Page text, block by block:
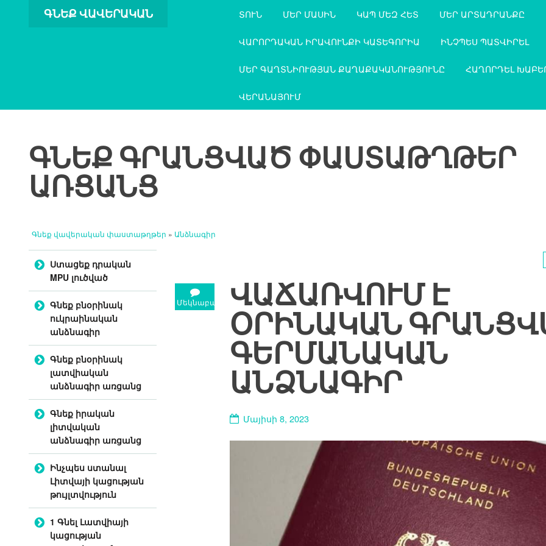
ԳՆԵՔ ՎԱՎԵՐԱԿԱՆ ՏՈՒՆ ՄԵՐ ՄԱՍԻՆ ԿԱՊ ՄԵԶ ՀԵՏ ՄԵՐ ԱՐՏԱԴՐԱՆՔԸ
ՎԱՐՈՐԴԱԿԱՆ ԻՐԱՎՈՒՆՔԻ ԿԱՏԵԳՈՐԻԱ ԻՆՉՊԵՍ ՊԱՏՎԻՐԵԼ
ՄԵՐ ԳԱՂՏՆԻՈՒԹՅԱՆ ՔԱՂԱՔԱԿԱՆՈՒԹՅՈՒՆԸ ՀԱՂՈՐԴԵԼ
ՎԵՐԱՆԱՅՈՒՄ
ԳՆԵՔ ԳՐԱՆՑՎԱԾ ՓԱՍՏԱԹՂԹԵՐ
ԱՌՑԱՆՑ
Գնեք վավերական փաստաթղթեր » Անձնագիր
ՄեկնաբանությունՎԱՃԱՌՎՈՒՄ Է
ՕՐԻՆԱԿԱՆ
ԳԵՐՄԱՆԱԿԱՆ
ԱՆՁՆԱԳԻՐ
Մայիսի 8, 2023
Անցնել բովանդակությանը
Ստացեք դրական
MPU լուծված
Գնեք բնօրինակ
ուկրաինական
անձնագիր
Գնեք բնօրինակ
լատվիական
անձնագիր առցանց
Գնեք իրական
լիտվական
անձնագիր առցանց
Ինչպես ստանալ
Լիտվայի կացության
թույլտվություն
1 Գնել Լատվիայի
կացության